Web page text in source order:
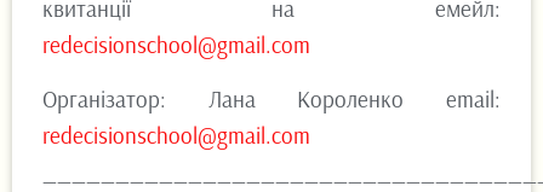
квитанції на емейл:
redecisionschool@gmail.com
Організатор: Лана Короленко еmail:
redecisionschool@gmail.com